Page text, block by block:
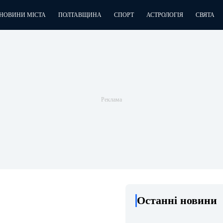
МІСТА ПОЛТАВЩИНА СПОРТ АСТРОЛОГІЯ СВЯТА
Останні новини